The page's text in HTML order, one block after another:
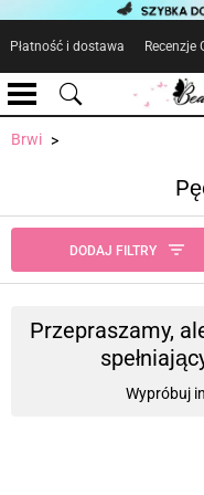
Płatność i dostawa Recenzje
Brwi
DODAJ FILTRY
Przepraszamy,
Wypróbuj